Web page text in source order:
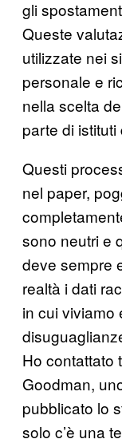
gli
Queste
utilizzate nei
personale e
nella scelta
parte di istituti
Questi
nel paper,
sono neutri e
deve sempre
realtà i dati
in cui viviamo
Ho contattato
Goodman,
pubblicato lo
solo c’è una